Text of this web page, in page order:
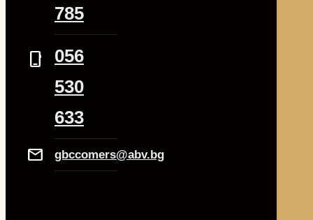
785
phone_iphone
056
530
633
Mail gbccomers@abv.bg